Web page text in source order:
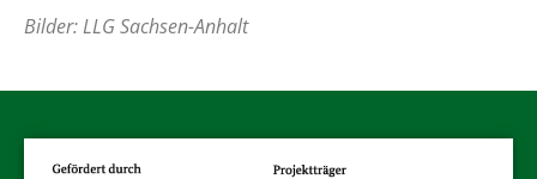
Bilder: LLG Sachsen-Anhalt